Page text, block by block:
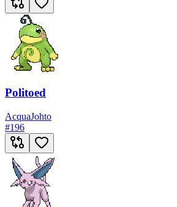
Politoed
AcquaJohto
#196